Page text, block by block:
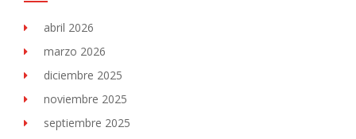
abril 2026
marzo 2026
diciembre 2025
noviembre 2025
septiembre 2025